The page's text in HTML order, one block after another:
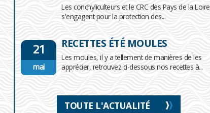
Les conchyliculteurs et le CRC des Pays de la Loire
s'engagent pour la protection des...
21
mai
RECETTES ÉTÉ MOULES
Les moules, il y a tellement de manières de les
apprécier, retrouvez ci-dessous nos recettes à...
TOUTE L'ACTUALITÉ